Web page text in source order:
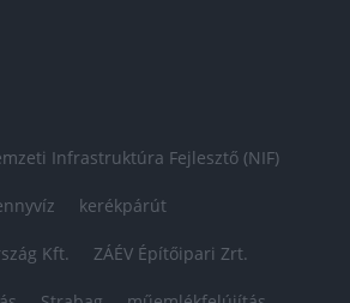
Infrastruktúra Fejlesztő (NIF)
kerékpárút
Kft. ZÁÉV Építőipari Zrt.